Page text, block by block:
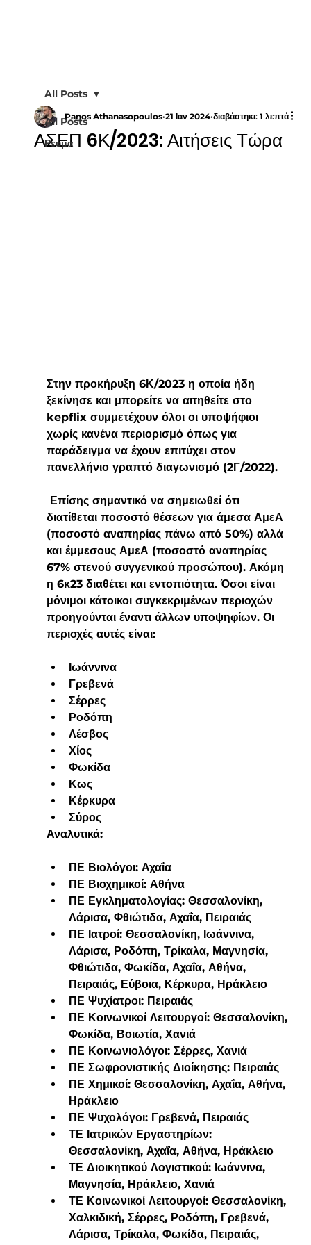
All Posts
Ρεύμα
All Posts
ΑΣΕΠ 6Κ/2023: Αιτήσεις Τώρα
Panos Athanasopoulos 21 Ιαν 2024 διαβάστηκε 1 λεπτά
Στην προκήρυξη 6Κ/2023 η οποία ήδη
ξεκίνησε και μπορείτε να αιτηθείτε στο
kepflix συμμετέχουν όλοι οι υποψήφιοι
χωρίς κανένα περιορισμό όπως για
παράδειγμα να έχουν επιτύχει στον
πανελλήνιο γραπτό διαγωνισμό (2Γ/2022).
διατίθεται ποσοστό θέσεων για άμεσα ΑμεΑ
(ποσοστό αναπηρίας πάνω από 50%) αλλά
και έμμεσους ΑμεΑ (ποσοστό αναπηρίας
67% στενού συγγενικού προσώπου). Ακόμη
η 6κ23 διαθέτει και εντοπιότητα. Όσοι είναι
μόνιμοι κάτοικοι συγκεκριμένων περιοχών
προηγούνται έναντι άλλων υποψηφίων. Οι
περιοχές αυτές είναι:
Ιωάννινα
Γρεβενά
Σέρρες
Ροδόπη
Λέσβος
Χίος
Φωκίδα
Κως
Κέρκυρα
Σύρος
Αναλυτικά:
ΠΕ Βιολόγοι: Αχαΐα
ΠΕ Βιοχημικοί: Αθήνα
ΠΕ Εγκληματολογίας: Θεσσαλονίκη,
Λάρισα, Φθιώτιδα, Αχαΐα, Πειραιάς
ΠΕ Ιατροί: Θεσσαλονίκη, Ιωάννινα,
Λάρισα, Ροδόπη, Τρίκαλα, Μαγνησία,
Φθιώτιδα, Φωκίδα, Αχαΐα, Αθήνα,
Πειραιάς, Εύβοια, Κέρκυρα, Ηράκλειο
ΠΕ Ψυχίατροι: Πειραιάς
ΠΕ Κοινωνικοί Λειτουργοί: Θεσσαλονίκη,
Φωκίδα, Βοιωτία, Χανιά
ΠΕ Κοινωνιολόγοι: Σέρρες, Χανιά
ΠΕ Σωφρονιστικής Διοίκησης: Πειραιάς
ΠΕ Χημικοί: Θεσσαλονίκη, Αχαΐα, Αθήνα,
Ηράκλειο
ΠΕ Ψυχολόγοι: Γρεβενά, Πειραιάς
ΤΕ Ιατρικών Εργαστηρίων:
Θεσσαλονίκη, Αχαΐα, Αθήνα, Ηράκλειο
ΤΕ Διοικητικού Λογιστικού: Ιωάννινα,
Μαγνησία, Ηράκλειο, Χανιά
ΤΕ Κοινωνικοί Λειτουργοί: Θεσσαλονίκη,
Χαλκιδική, Σέρρες, Ροδόπη, Γρεβενά,
Λάρισα, Τρίκαλα, Φωκίδα, Πειραιάς,